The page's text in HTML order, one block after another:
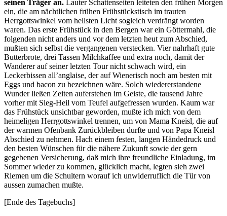
seinen Träger an. Lauter Schattenseiten leiteten den frühen Morgen
ein, die am nächtlichen frühen Frühstückstisch im trauten
Herrgottswinkel vom hellsten Licht sogleich verdrängt worden
waren. Das erste Frühstück in den Bergen war ein Göttermahl, die
folgenden nicht anders und vor dem letzten heut zum Abschied,
mußten sich selbst die vergangenen verstecken. Vier nahrhaft gute
Butterbrote, drei Tassen Milchkaffee und extra noch, damit der
Wanderer auf seiner letzten Tour nicht schwach wird, ein
Leckerbissen all’anglaise, der auf Wienerisch noch am besten mit
Eggs und bacon zu bezeichnen wäre. Solch wiedererstandene
Wunder ließen Zeiten auferstehen im Geiste, die tausend Jahre
vorher mit Sieg-Heil vom Teufel aufgefressen wurden. Kaum war
das Frühstück unsichtbar geworden, mußte ich mich von dem
heimeligen Herrgottswinkel trennen, um von Mama Kneisl, die auf
der warmen Ofenbank Zurückbleiben durfte und von Papa Kneisl
Abschied zu nehmen. Hach einem festen, langen Händedruck und
den besten Wünschen für die nähere Zukunft sowie der gern
gegebenen Versicherung, daß mich ihre freundliche Einladung, im
Sommer wieder zu kommen, glücklich macht, legten sieh zwei
Riemen um die Schultern worauf ich unwiderruflich die Tür von
aussen zumachen mußte.
[Ende des Tagebuchs]